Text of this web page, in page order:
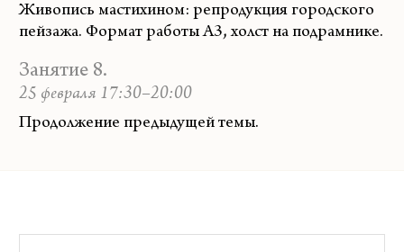
Живопись мастихином: репродукция городского
пейзажа. Формат работы А3, холст на подрамнике.
Занятие 8.
25 февраля 17:30–20:00
Продолжение предыдущей темы.